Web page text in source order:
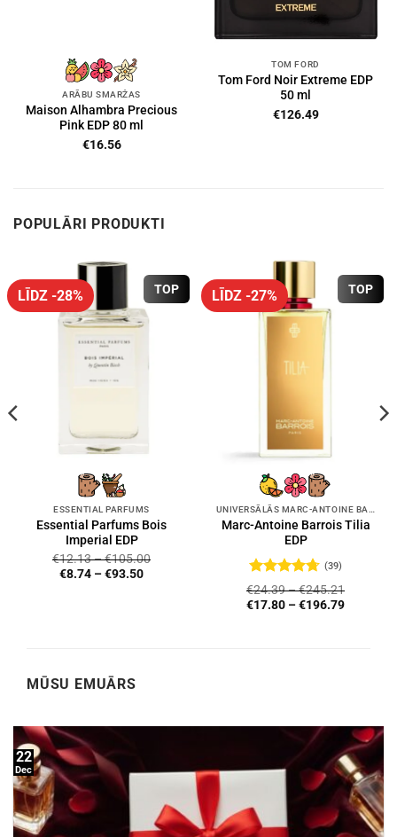
ARĀBU SMARŽAS
Maison Alhambra Precious
Pink EDP 80 ml
€16.56
TOM FORD
Tom Ford Noir Extreme EDP
50 ml
€126.49
POPULĀRI PRODUKTI
TOP
LĪDZ -28%
ESSENTIAL PARFUMS
Essential Parfums Bois
Imperial EDP
€12.13–€105.00
€8.74 –€93.50
TOP
LĪDZ -27%
UNIVERSĀLĀS MARC-ANTOINE BARROIS SMARŽAS
Marc-Antoine Barrois Tilia
EDP
Novērtēts
ar4.72
no
(39)
€24.39–€245.21
€17.80 –€196.79
MŪSU EMUĀRS
22
Dec